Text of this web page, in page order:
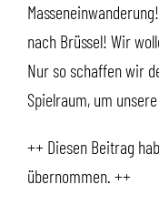
nach Brüssel! Wir
Nur so schaffen wir
Spielraum, um
++ Diesen Beitrag
übernommen. ++